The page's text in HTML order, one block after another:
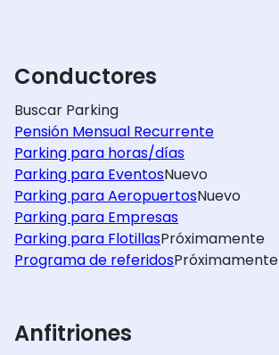
Conductores
Buscar Parking
Pensión Mensual Recurrente
Parking para horas/días
Parking para EventosNuevo
Parking para AeropuertosNuevo
Parking para Empresas
Parking para FlotillasPróximamente
Programa de referidosPróximamente
Anfitriones